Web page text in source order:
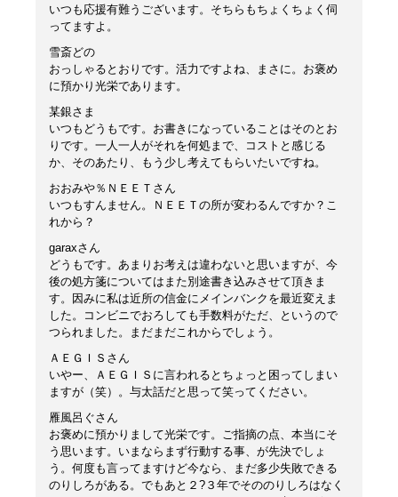
いつも応援有難うございます。そちらもちょくちょく伺
ってますよ。
雪斎どの
おっしゃるとおりです。活力ですよね、まさに。お褒め
に預かり光栄であります。
某銀さま
いつもどうもです。お書きになっていることはそのとお
りです。一人一人がそれを何処まで、コストと感じる
か、そのあたり、もう少し考えてもらいたいですね。
おおみや％ＮＥＥＴさん
いつもすんません。ＮＥＥＴの所が変わるんですか？こ
れから？
garaxさん
どうもです。あまりお考えは違わないと思いますが、今
後の処方箋についてはまた別途書き込みさせて頂きま
す。因みに私は近所の信金にメインバンクを最近変えま
した。コンビニでおろしても手数料がただ、というので
つられました。まだまだこれからでしょう。
ＡＥＧＩＳさん
いやー、ＡＥＧＩＳに言われるとちょっと困ってしまい
ますが（笑）。与太話だと思って笑ってください。
雁風呂ぐさん
お褒めに預かりまして光栄です。ご指摘の点、本当にそ
う思います。いまならまず行動する事、が先決でしょ
う。何度も言ってますけど今なら、まだ多少失敗できる
のりしろがある。でもあと２?３年でそののりしろはなく